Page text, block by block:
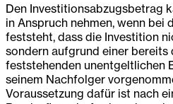
Den Investitionsabzugsbetrag
in Anspruch nehmen, wenn bei
feststeht, dass die Investition
sondern aufgrund einer
feststehenden unentgeltlichen
seinem Nachfolger
Voraussetzung dafür ist nach